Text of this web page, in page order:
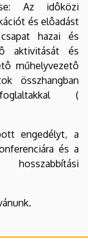
Az idôközi
és elôadást
hazai és
aktivitását és
műhelyvezetô
összhangban
(
engedélyt, a
és a
hosszabbítási